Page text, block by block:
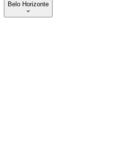
Belo Horizonte